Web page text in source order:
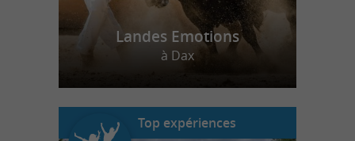
Landes Emotions
à Dax
Top expériences